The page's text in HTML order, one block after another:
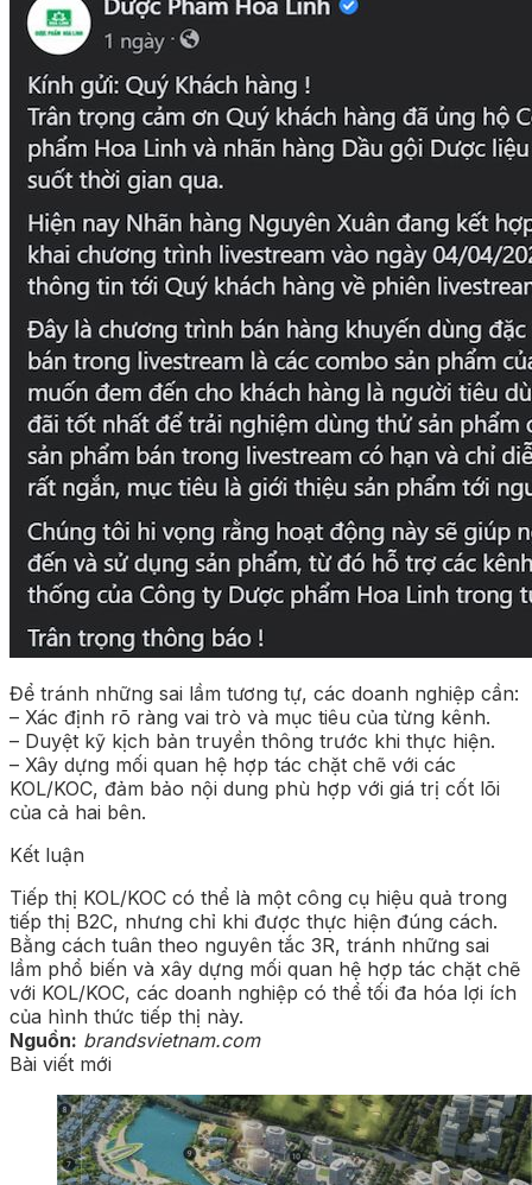
Để tránh những sai lầm tương tự, các doanh nghiệp cần:
– Xác định rõ ràng vai trò và mục tiêu của từng kênh.
– Duyệt kỹ kịch bản truyền thông trước khi thực hiện.
– Xây dựng mối quan hệ hợp tác chặt chẽ với các
KOL/KOC, đảm bảo nội dung phù hợp với giá trị cốt lõi
của cả hai bên.
Kết luận
Tiếp thị KOL/KOC có thể là một công cụ hiệu quả trong
tiếp thị B2C, nhưng chỉ khi được thực hiện đúng cách.
Bằng cách tuân theo nguyên tắc 3R, tránh những sai
lầm phổ biến và xây dựng mối quan hệ hợp tác chặt chẽ
với KOL/KOC, các doanh nghiệp có thể tối đa hóa lợi ích
của hình thức tiếp thị này.
Nguồn: brandsvietnam.com
Bài viết mới